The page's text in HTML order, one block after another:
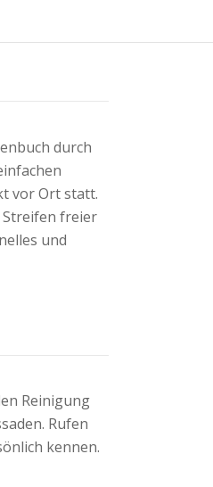
durch
vor Ort statt.
Streifen freier
und
Reinigung
Rufen
kennen.